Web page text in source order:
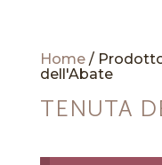
Home/
dell'Abate
TENUTA